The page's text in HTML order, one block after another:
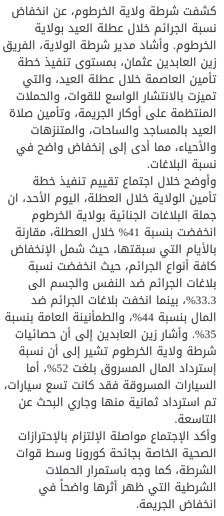
كشفت شرطة ولاية الخرطوم، عن انخفاض
نسبة الجرائم خلال عطلة العيد بولاية
الخرطوم. وأشاد مدير شرطة الولاية، الفريق
زين العابدين عثمان، بمستوى تنفيذ خطة
تأمين العاصمة خلال عطلة العيد، والتي
تميزت بالانتشار الواسع للقوات، والحملات
المنتظمة على أوكار الجريمة، وتأمين صلاة
العيد بالمساجد والساحات، والمتنزهات
والأحياء، مما أدى إلى إنخفاض واضح في
نسبة البلاغات.
وأوضح خلال اجتماع تقييم تنفيذ خطة
تأمين الولاية خلال العطلة، اليوم الأحد، ان
جملة البلاغات الجنائية بولاية الخرطوم
انخفضت بنسبة 41% خلال العطلة، مقارنة
بالأيام التي سبقتها، حيث شمل الإنخفاض
كافة أنواع الجرائم، حيث انخفضت نسبة
بلاغات الجرائم ضد النفس والجسم الى
33.3%، بينما انخفت بلاغات الجرائم ضد
المال بنسبة 44%، والطمأنينة العامة بنسبة
35%. وأشار زين العابدين إلى أن حصائيات
شرطة ولاية الخرطوم تشير إلى أن نسبة
إسترداد المال المسروق بلغت 52%، أما
السيارات المسروقة فقد كانت تسع سيارات،
تم استرداد ثمانية منها وجاري البحث عن
التاسعة.
وأكد الإجتماع مواصلة الإلتزام بالإحترازات
الصحية الخاصة بجائحة كورونا وسط قوات
الشرطة، كما وجه باستمرار الحملات
الشرطية التي ظهر أثرها واضحاً في
انخفاض الجريمة.